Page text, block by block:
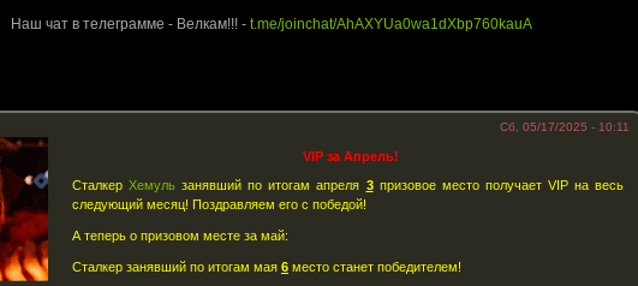
Наш чат в телеграмме - Велкам!!! - t.me/joinchat/AhAXYUa0wa1dXbp760kauA
Сб, 05/17/2025 - 10:11
VIP за Апрель!
СталкерХемуль занявший по итогам апреля 3призовое место получает VIP на весь
следующий месяц! Поздравляем его с победой!
А теперь о призовом месте за май:
Сталкер занявший по итогам мая 6 место станет победителем!